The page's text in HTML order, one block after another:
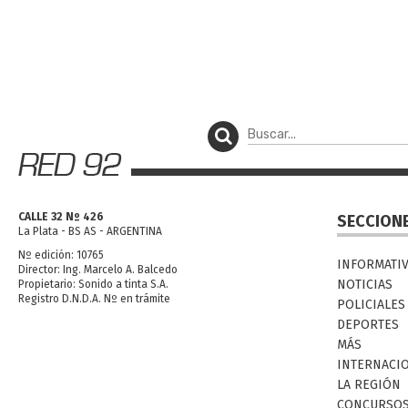
CALLE 32 Nº 426
La Plata - BS AS - ARGENTINA
Nº edición: 10765
Director: Ing. Marcelo A. Balcedo
Propietario: Sonido a tinta S.A.
Registro D.N.D.A. Nº en trámite
NOTICIAS
POLICIALES
DEPORTES
MÁS
LA REGIÓN